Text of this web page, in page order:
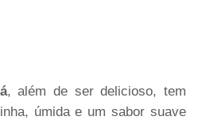
, além de ser delicioso, tem
úmida e um sabor suave